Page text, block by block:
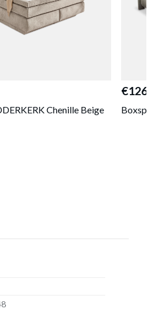
Chenille Beige